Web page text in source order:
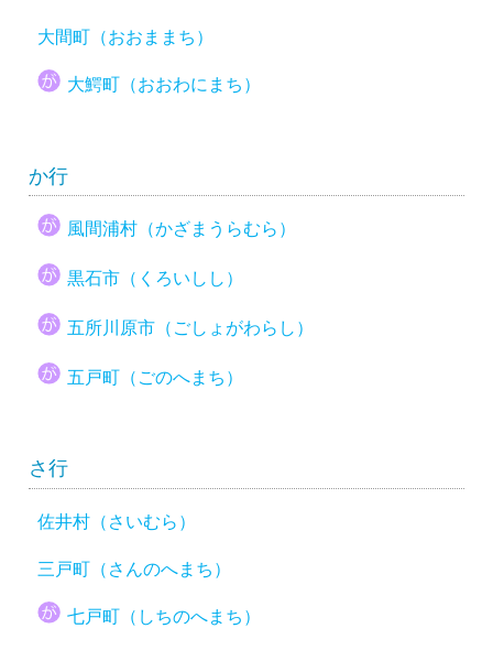
大間町（おおままち）
大鰐町（おおわにまち）
か行
風間浦村（かざまうらむら）
黒石市（くろいしし）
五所川原市（ごしょがわらし）
五戸町（ごのへまち）
さ行
佐井村（さいむら）
三戸町（さんのへまち）
七戸町（しちのへまち）